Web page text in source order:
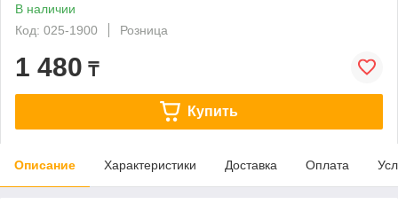
В наличии
Код: 025-1900
Розница
1 480 ₸
Купить
Описание Характеристики Доставка Оплата